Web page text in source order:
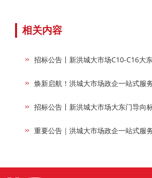
相关内容
招标公告丨新洪城大市场C10-C16大
焕新启航！洪城大市场政企一站式服
招标公告丨新洪城大市场大东门导向
重要公告｜洪城大市场政企一站式服